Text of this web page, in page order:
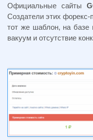
Официальные сайты
Создатели этих
тот же шаблон, на базе
вакуум и отсутствие